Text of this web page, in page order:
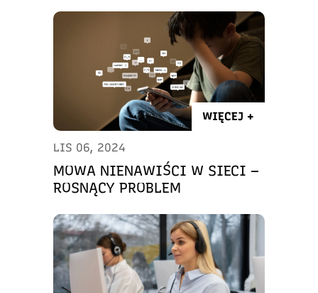
WIĘCEJ +
LIS 06, 2024
MOWA NIENAWIŚCI W SIECI –
ROSNĄCY PROBLEM